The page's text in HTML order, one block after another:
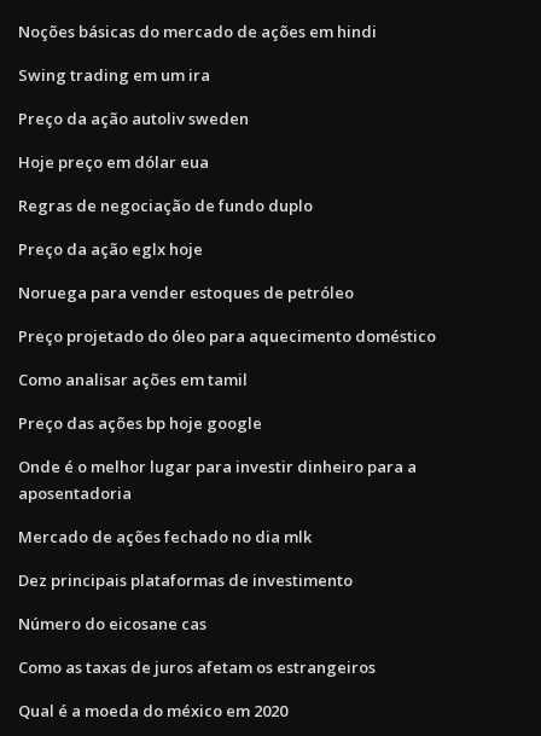
Noções básicas do mercado de ações em hindi
Swing trading em um ira
Preço da ação autoliv sweden
Hoje preço em dólar eua
Regras de negociação de fundo duplo
Preço da ação eglx hoje
Noruega para vender estoques de petróleo
Preço projetado do óleo para aquecimento doméstico
Como analisar ações em tamil
Preço das ações bp hoje google
Onde é o melhor lugar para investir dinheiro para a
aposentadoria
Mercado de ações fechado no dia mlk
Dez principais plataformas de investimento
Número do eicosane cas
Como as taxas de juros afetam os estrangeiros
Qual é a moeda do méxico em 2020